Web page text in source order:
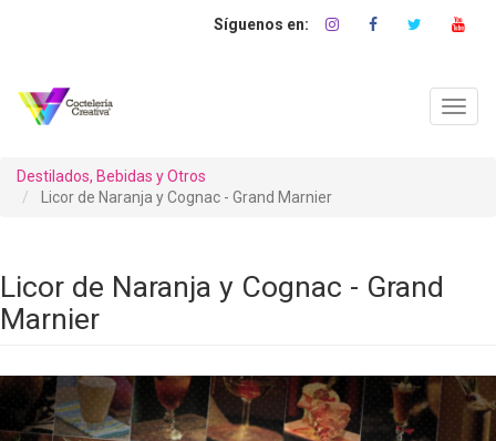
Destilados, Bebidas y Otros
Licor de Naranja y Cognac - Grand Marnier
Licor de Naranja y Cognac - Grand
Marnier